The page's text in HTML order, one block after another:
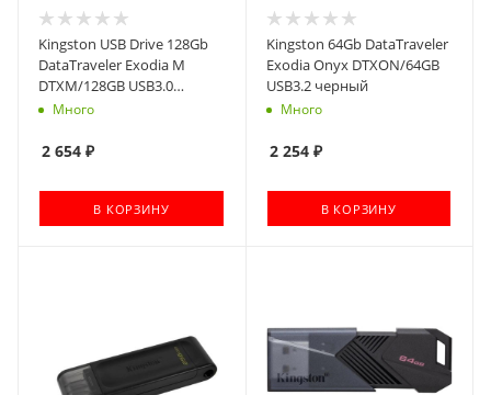
Kingston USB Drive 128Gb
DataTraveler Exodia M
DTXM/128GB USB3.0
черный/черный
Много
2 654 ₽
В КОРЗИНУ
Kingston 64Gb DataTraveler
Exodia Onyx DTXON/64GB
USB3.2 черный
Много
2 254₽
В КОРЗИНУ